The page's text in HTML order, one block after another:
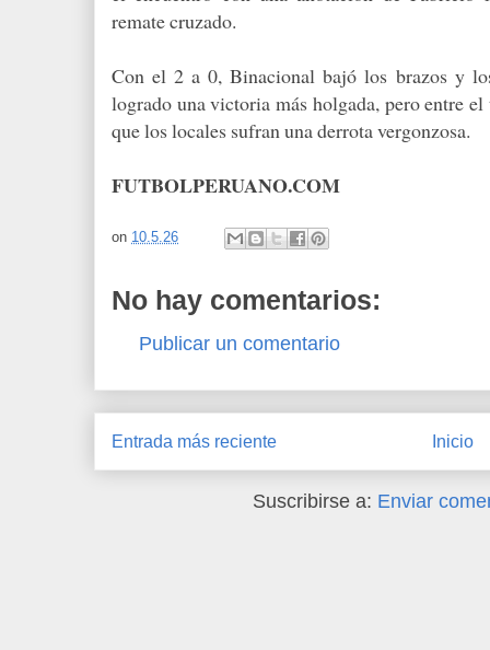
remate cruzado.
Con el 2 a 0, Binacional bajó los brazos y
logrado una victoria más holgada, pero entre
que los locales sufran una derrota vergonzosa.
FUTBOLPERUANO.COM
on 10.5.26
No hay comentarios:
Publicar un comentario
Entrada más reciente Inicio
Suscribirse a: Enviar